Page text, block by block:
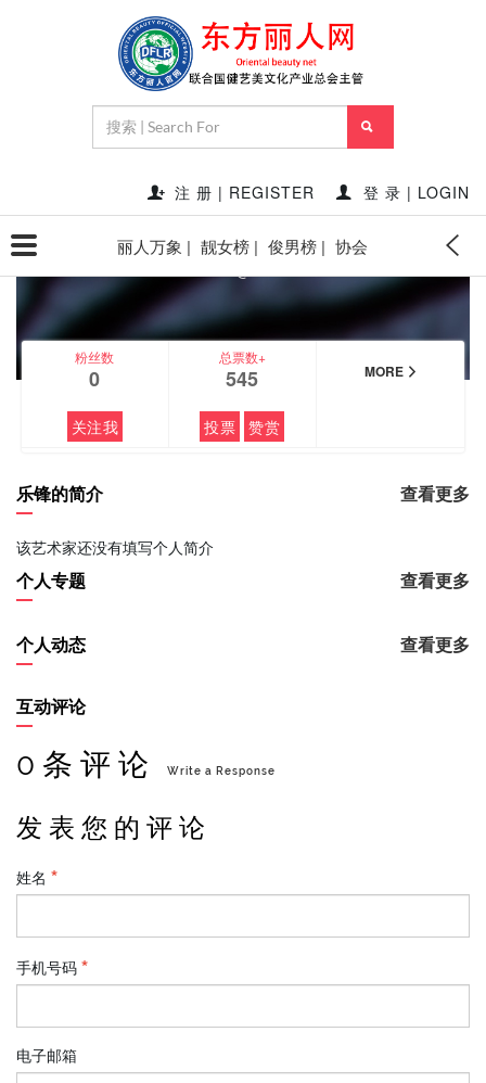
注 册 | REGISTER 登 录 | LOGIN
丽人万象 | 靓女榜 | 俊男榜 | 协会
乐锋
粉丝数
0
关注我
总票数+
545
投票 赞赏
MORE
乐锋的简介 查看更多
该艺术家还没有填写个人简介
个人专题 查看更多
个人动态 查看更多
互动评论
0 条 评 论 Write a Response
发 表 您 的 评 论
姓名
手机号码
电子邮箱